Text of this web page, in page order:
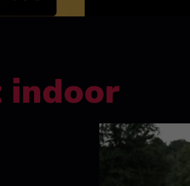
indoor